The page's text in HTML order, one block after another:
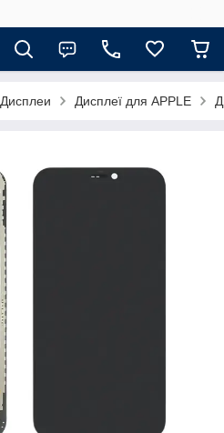
Дисплеи Дисплеї для APPLE